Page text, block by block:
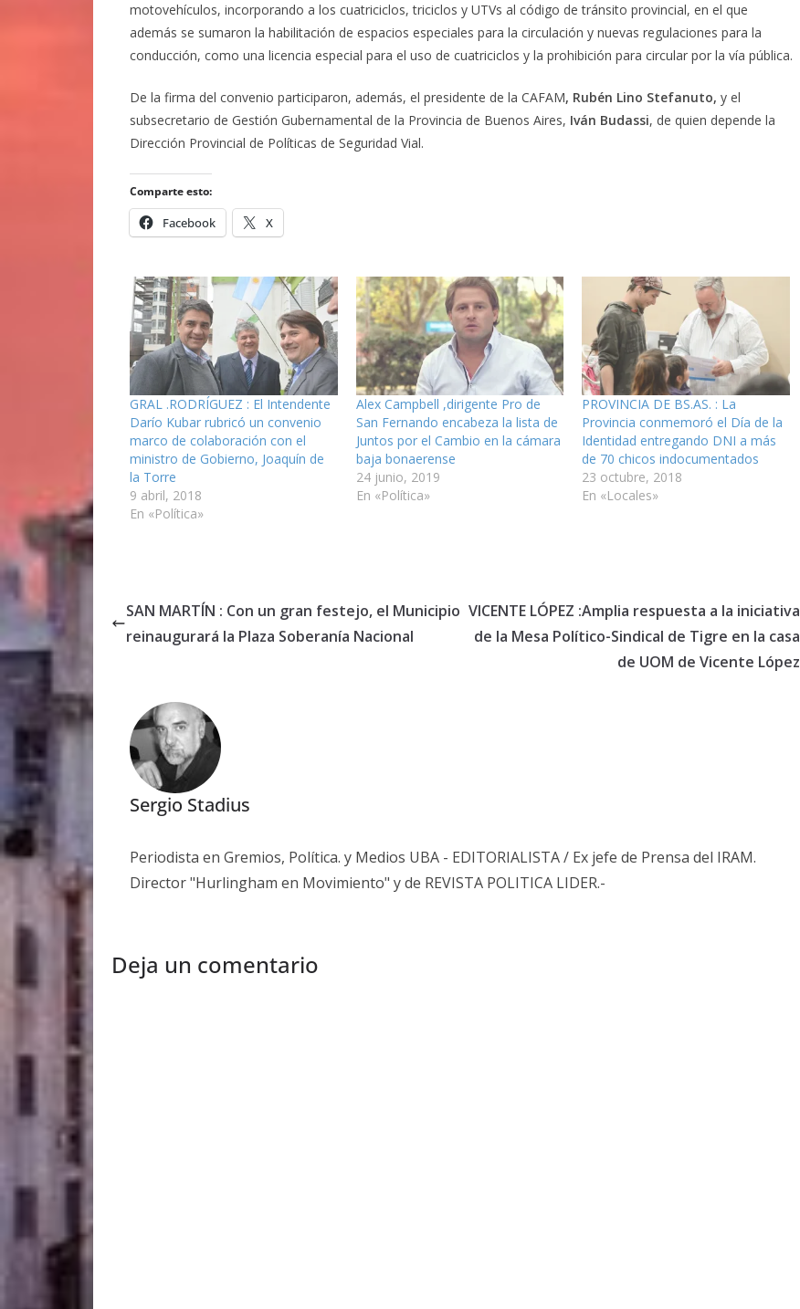
motovehículos, incorporando a los cuatriciclos, triciclos y UTVs al código de tránsito provincial, en el que
además se sumaron la habilitación de espacios especiales para la circulación y nuevas regulaciones para la
conducción, como una licencia especial para el uso de cuatriciclos y la prohibición para circular por la vía pública.
De la firma del convenio participaron, además, el presidente de la CAFAM, Rubén Lino Stefanuto, y el
subsecretario de Gestión Gubernamental de la Provincia de Buenos Aires, Iván Budassi, de quien depende la
Dirección Provincial de Políticas de Seguridad Vial.
Comparte esto:
Facebook X
GRAL .RODRÍGUEZ : El Intendente
Darío Kubar rubricó un convenio
marco de colaboración con el
ministro de Gobierno, Joaquín de
la Torre
9 abril, 2018
En «Política»
Alex Campbell ,dirigente Pro de
San Fernando encabeza la lista de
Juntos por el Cambio en la cámara
baja bonaerense
24 junio, 2019
En «Política»
PROVINCIA DE BS.AS. : La
Provincia conmemoró el Día de la
Identidad entregando DNI a más
de 70 chicos indocumentados
23 octubre, 2018
En «Locales»
SAN MARTÍN : Con un gran festejo, el Municipio
reinaugurará la Plaza Soberanía Nacional
VICENTE LÓPEZ :Amplia respuesta a la iniciativa
de la Mesa Político-Sindical de Tigre en la casa
de UOM de Vicente López
Sergio Stadius
Periodista en Gremios, Política. y Medios UBA - EDITORIALISTA / Ex jefe de Prensa del IRAM.
Director "Hurlingham en Movimiento" y de REVISTA POLITICA LIDER.-
Deja un comentario